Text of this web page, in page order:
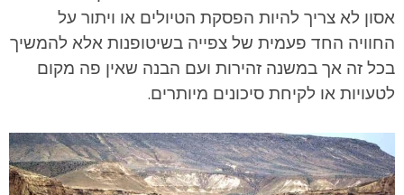
אסון לא צריך להיות הפסקת הטיולים או ויתור על
החוויה החד פעמית של צפייה בשיטופנות אלא להמשיך
בכל זה אך במשנה זהירות ועם הבנה שאין פה מקום
לטעויות או לקיחת סיכונים מיותרים.